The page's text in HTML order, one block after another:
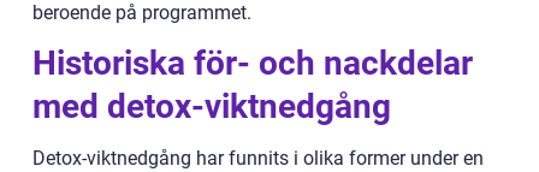
beroende på programmet.
Historiska för- och nackdelar
med detox-viktnedgång
Detox-viktnedgång har funnits i olika former under en